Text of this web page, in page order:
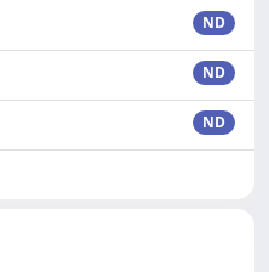
ND
ND
ND